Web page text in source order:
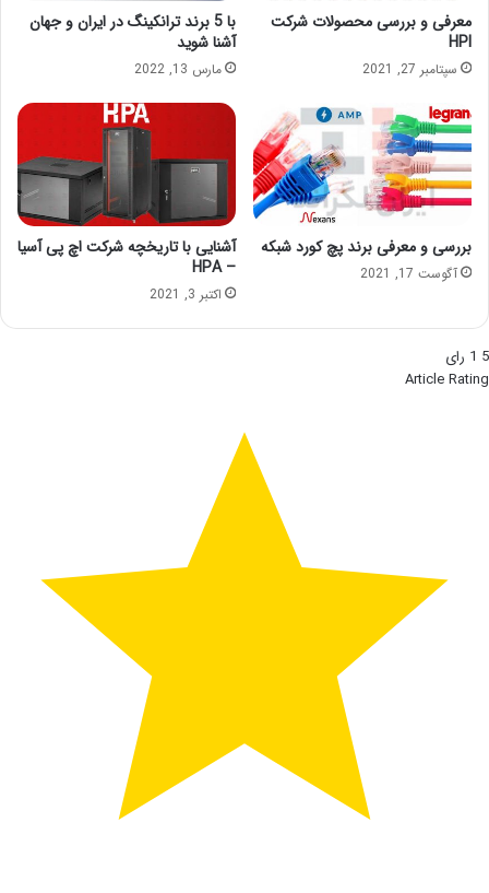
معرفی و بررسی محصولات شرکت
HPI
سپتامبر 27, 2021
با 5 برند ترانکینگ در ایران و جهان
آشنا شوید
مارس 13, 2022
بررسی و معرفی برند پچ کورد شبکه
آگوست 17, 2021
آشنایی با تاریخچه شرکت اچ پی آسیا
– HPA
اکتبر 3, 2021
5
1 رای
Article Rating